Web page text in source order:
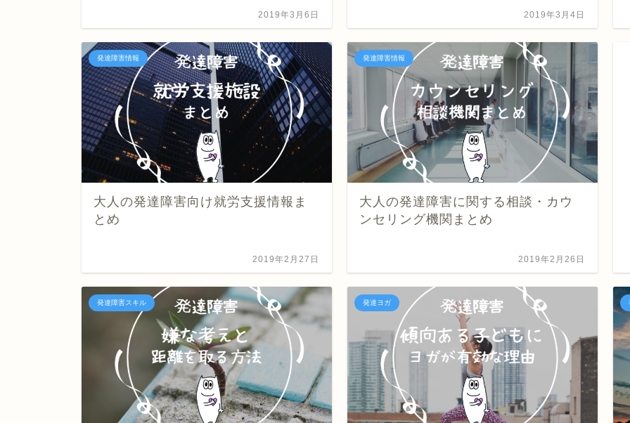
2019年3月6日 2019年3月4日
発達障害情報
大人の発達障害向け就労支援情報ま
とめ
2019年2月27日
発達障害情報
大人の発達障害に関する相談・カウ
ンセリング機関まとめ
2019年2月26日
発達障害スキル 発達ヨガ